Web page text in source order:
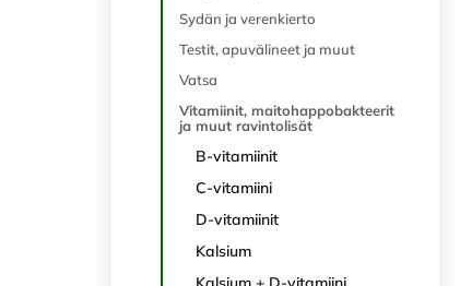
Sydän ja verenkierto
Testit, apuvälineet ja muut
Vatsa
Vitamiinit, maitohappobakteerit
ja muut ravintolisät
B-vitamiinit
C-vitamiini
D-vitamiinit
Kalsium